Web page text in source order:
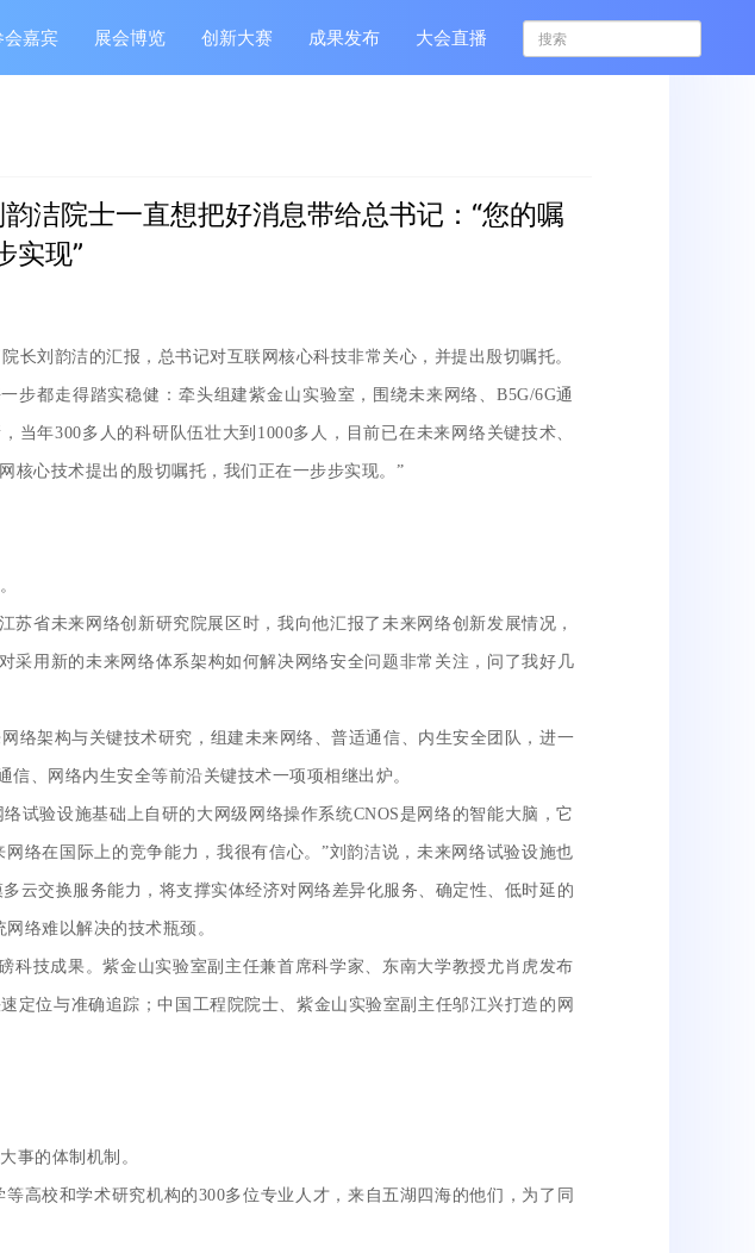
会嘉宾 展会博览 创新大赛 成果发布 大会直播
洁院士一直想把好消息带给总书记：“您的嘱
实现”
刘韵洁的汇报，总书记对互联网核心科技非常关心，并提出殷切嘱托。
都走得踏实稳健：牵头组建紫金山实验室，围绕未来网络、B5G/6G通
年300多人的科研队伍壮大到1000多人，目前已在未来网络关键技术、
核心技术提出的殷切嘱托，我们正在一步步实现。”
未来网络创新研究院展区时，我向他汇报了未来网络创新发展情况，
用新的未来网络体系架构如何解决网络安全问题非常关注，问了我好几
架构与关键技术研究，组建未来网络、普适通信、内生安全团队，进一
、网络内生安全等前沿关键技术一项项相继出炉。
验设施基础上自研的大网级网络操作系统CNOS是网络的智能大脑，它
络在国际上的竞争能力，我很有信心。”刘韵洁说，未来网络试验设施也
云交换服务能力，将支撑实体经济对网络差异化服务、确定性、低时延的
络难以解决的技术瓶颈。
技成果。紫金山实验室副主任兼首席科学家、东南大学教授尤肖虎发布
定位与准确追踪；中国工程院院士、紫金山实验室副主任邬江兴打造的网
的体制机制。
校和学术研究机构的300多位专业人才，来自五湖四海的他们，为了同